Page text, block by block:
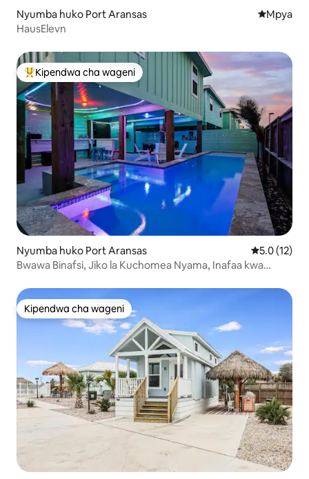
Nyumba huko Port Aransas Eneo jipya
Mpya
HausElevn
Kipendwa maarufu cha wageni
Kipendwa cha wageni
Nyumba huko Port Aransas Ukadiriaji
5.0 (12)
Bwawa Binafsi, Jiko la Kuchomea Nyama, Inafaa kwa
Kipendwa cha wageni
Kipendwa cha wageni